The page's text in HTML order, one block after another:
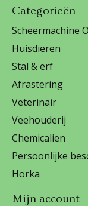
Categorieën
Scheermachine
Huisdieren
Stal & erf
Afrastering
Veterinair
Veehouderij
Chemicalien
Persoonlijke
Horka
Mijn account